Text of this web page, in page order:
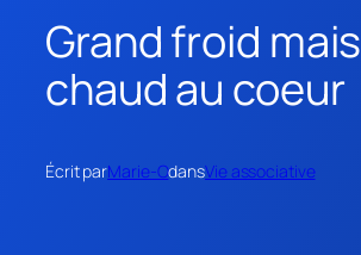
Grand froid mais
chaud au coeur
Écrit parMarie-OdansVie associative